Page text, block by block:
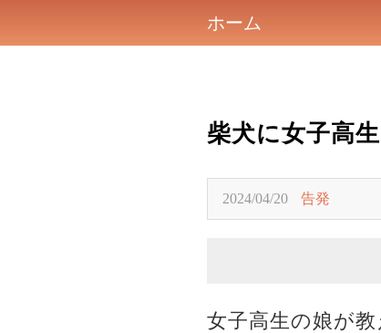
ホーム
柴犬に女子高
2024/04/20 告発
女子高生の娘が